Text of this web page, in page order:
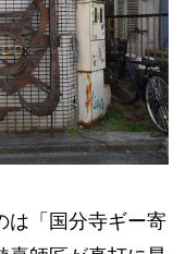
「国分寺ギー寄